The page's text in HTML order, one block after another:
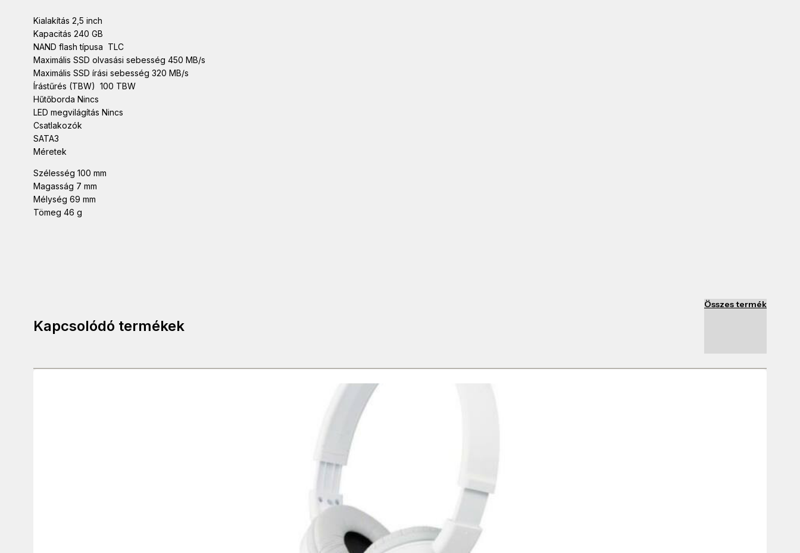
Kialakítás 2,5 inch
Kapacitás 240 GB
NAND flash típusa TLC
Maximális SSD olvasási sebesség 450 MB/s
Maximális SSD írási sebesség 320 MB/s
Írástűrés (TBW) 100 TBW
Hűtőborda Nincs
LED megvilágítás Nincs
Csatlakozók
SATA3
Méretek
Szélesség 100 mm
Magasság 7 mm
Mélység 69 mm
Tömeg 46 g
Kapcsolódó termékek
Összes termék